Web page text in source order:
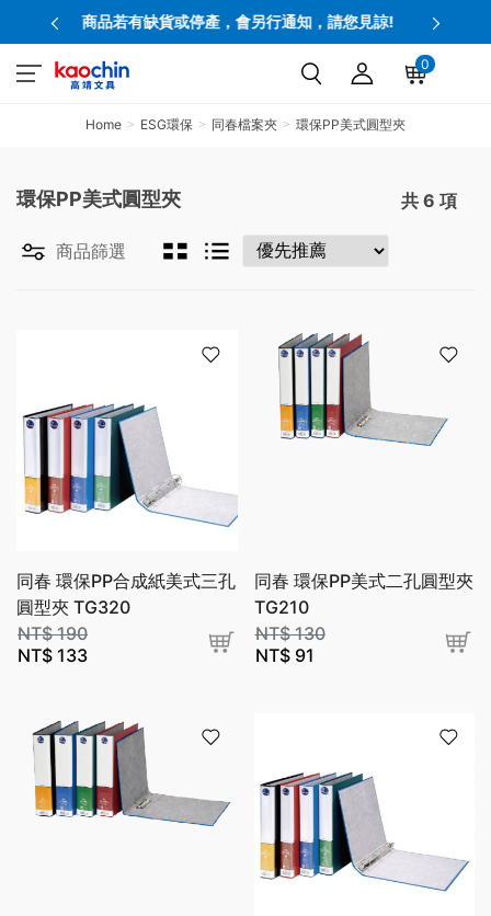
商品若有缺貨或停產，會另行通知，請您見諒! 官網下
0
Home ESG環保 同春檔案夾 環保PP美式圓型夾
環保PP美式圓型夾 共 6 項
商品篩選
同春 環保PP合成紙美式三孔
圓型夾 TG320
NT$190
NT$ 133
同春 環保PP美式二孔圓型夾
TG210
NT$130
NT$91